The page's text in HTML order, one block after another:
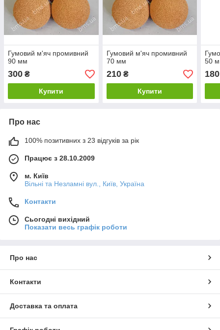
Гумовий м'яч промивний
90 мм
300 ₴
Купити
Гумовий м'яч промивний
70 мм
210₴
Купити
50
180
Про нас
100% позитивних з 23 відгуків за рік
Працює з 28.10.2009
м. Київ
Вільні та Незламні вул., Київ, Україна
Контакти
Сьогодні вихідний
Показати весь графік роботи
Про нас
Контакти
Доставка та оплата